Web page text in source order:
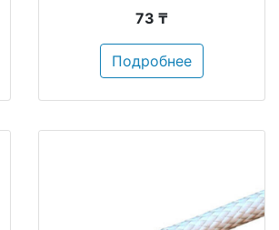
73 ₸
Подробнее